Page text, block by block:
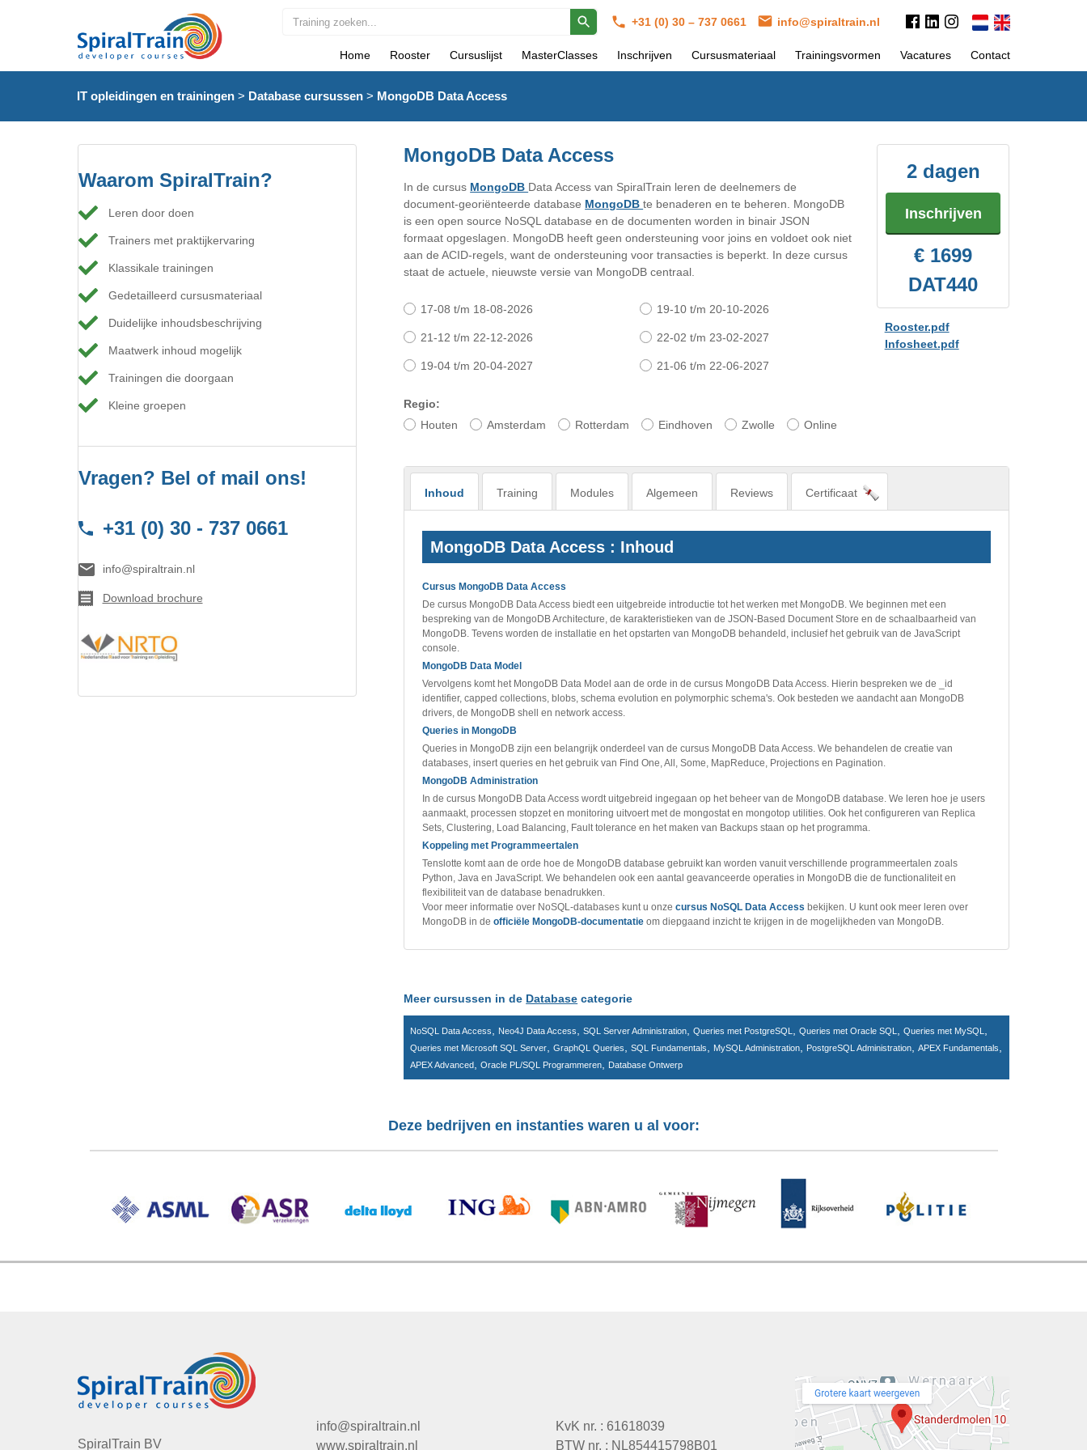
+31 (0) 30 – 737 0661 info@spiraltrain.nl
Home Rooster Cursuslijst MasterClasses Inschrijven Cursusmateriaal Trainingsvormen Vacatures Contact
IT opleidingen en trainingen> Database cursussen> MongoDB Data Access
Waarom SpiralTrain?
Leren door doen
Trainers met praktijkervaring
Klassikale trainingen
Gedetailleerd cursusmateriaal
Duidelijke inhoudsbeschrijving
Maatwerk inhoud mogelijk
Trainingen die doorgaan
Kleine groepen
Vragen? Bel of mail ons!
+31 (0) 30 - 737 0661
info@spiraltrain.nl
Download brochure
MongoDB Data Access
In de cursus MongoDB Data Access van SpiralTrain leren de deelnemers de
document-georiënteerde database MongoDBte benaderen en te beheren. MongoDB
is een open source NoSQL database en de documenten worden in binair JSON
formaat opgeslagen. MongoDB heeft geen ondersteuning voor joins en voldoet ook niet
aan de ACID-regels, want de ondersteuning voor transacties is beperkt. In deze cursus
staat de actuele, nieuwste versie van MongoDB centraal.
17-08 t/m 18-08-2026 19-10 t/m 20-10-2026
21-12 t/m 22-12-2026 22-02 t/m 23-02-2027
19-04 t/m 20-04-2027 21-06 t/m 22-06-2027
Regio:
Houten
Amsterdam Rotterdam Eindhoven Zwolle Online
2 dagen
Inschrijven
€ 1699
DAT440
Rooster.pdf
Infosheet.pdf
Inhoud Training Modules Algemeen Reviews Certificaat
MongoDB Data Access : Inhoud
Cursus MongoDB Data Access
De cursus MongoDB Data Access biedt een uitgebreide introductie tot het werken met MongoDB. We beginnen met een
bespreking van de MongoDB Architecture, de karakteristieken van de JSON-Based Document Store en de schaalbaarheid van
MongoDB. Tevens worden de installatie en het opstarten van MongoDB behandeld, inclusief het gebruik van de JavaScript
console.
MongoDB Data Model
Vervolgens komt het MongoDB Data Model aan de orde in de cursus MongoDB Data Access. Hierin bespreken we de _id
identifier, capped collections, blobs, schema evolution en polymorphic schema's. Ook besteden we aandacht aan MongoDB
drivers, de MongoDB shell en network access.
Queries in MongoDB
Queries in MongoDB zijn een belangrijk onderdeel van de cursus MongoDB Data Access. We behandelen de creatie van
databases, insert queries en het gebruik van Find One, All, Some, MapReduce, Projections en Pagination.
MongoDB Administration
In de cursus MongoDB Data Access wordt uitgebreid ingegaan op het beheer van de MongoDB database. We leren hoe je users
aanmaakt, processen stopzet en monitoring uitvoert met de mongostat en mongotop utilities. Ook het configureren van Replica
Sets, Clustering, Load Balancing, Fault tolerance en het maken van Backups staan op het programma.
Koppeling met Programmeertalen
Tenslotte komt aan de orde hoe de MongoDB database gebruikt kan worden vanuit verschillende programmeertalen zoals
Python, Java en JavaScript. We behandelen ook een aantal geavanceerde operaties in MongoDB die de functionaliteit en
flexibiliteit van de database benadrukken.
Voor meer informatie over NoSQL-databases kunt u onzecursus NoSQL Data Access bekijken. U kunt ook meer leren over
MongoDB in deofficiële MongoDB-documentatie om diepgaand inzicht te krijgen in de mogelijkheden van MongoDB.
Meer cursussen in de Database categorie
NoSQL Data Access Neo4J Data Access ,SQL Server Administration ,Queries met PostgreSQL ,Queries met Oracle SQL ,Queries met MySQL
Queries met Microsoft SQL Server ,GraphQL Queries ,SQL Fundamentals MySQL Administration PostgreSQL Administration ,APEX Fundamentals
APEX Advanced ,Oracle PL/SQL Programmeren Database Ontwerp
Deze bedrijven en instanties waren u al voor:
SpiralTrain BV
info@spiraltrain.nl
www.spiraltrain.nl
KvK nr. : 61618039
BTW nr. : NL854415798B01